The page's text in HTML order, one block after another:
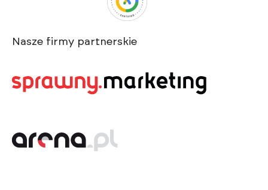
Nasze firmy partnerskie